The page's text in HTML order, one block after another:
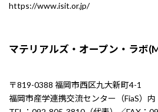
https://www.isit.or.jp/
マテリアルズ・オープン・ラボ
〒819-0388 福岡市西区九大新町4-1
福岡市産学連携交流センター（FiaS）内